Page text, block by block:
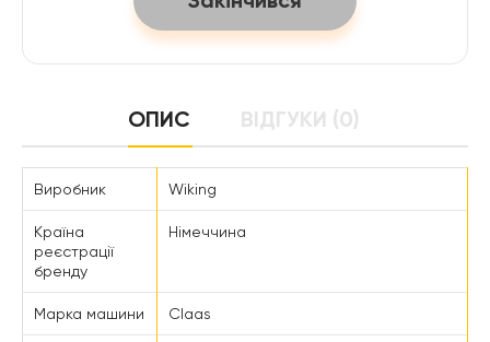
ОПИС ВІДГУКИ (0)
Виробник Wiking
Країна
реєстрації
бренду
Німеччина
Марка машини Claas